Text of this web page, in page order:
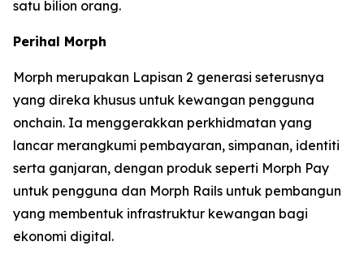
satu bilion orang.
Perihal Morph
Morph merupakan Lapisan 2 generasi seterusnya
yang direka khusus untuk kewangan pengguna
onchain. Ia menggerakkan perkhidmatan yang
lancar merangkumi pembayaran, simpanan, identiti
serta ganjaran, dengan produk seperti Morph Pay
untuk pengguna dan Morph Rails untuk pembangun
yang membentuk infrastruktur kewangan bagi
ekonomi digital.